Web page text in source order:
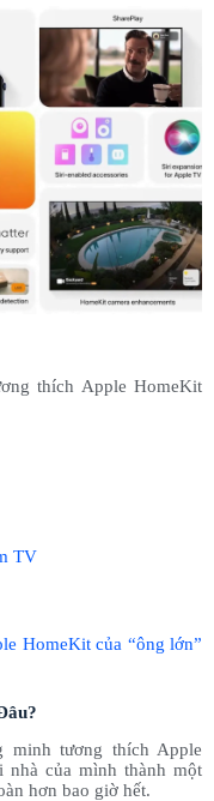
thích Apple HomeKit
TV
HomeKit của “ông lớn”
tương thích Apple
nhà của mình thành một
hơn bao giờ hết.